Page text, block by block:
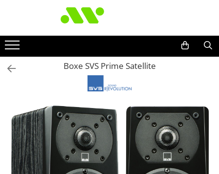
Boxe SVS Prime Satellite